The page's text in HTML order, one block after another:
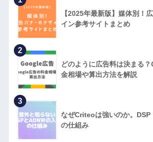
【2025年最新版】媒体別！
イン参考サイトまとめ
2
どのように広告料は決まる
金相場や算出方法を解説
3
なぜCriteoは強いのか。DSP
の仕組み